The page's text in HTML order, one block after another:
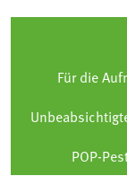
Für die
POP-